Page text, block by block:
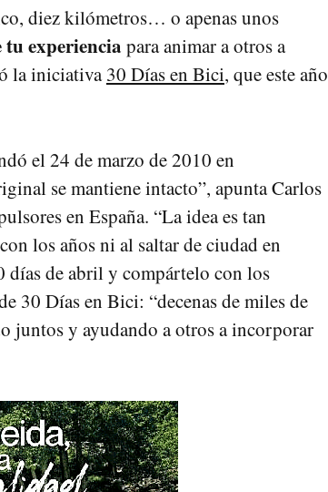
diez kilómetros… o apenas unos
experiencia para animar a otros a
la iniciativa30 Días en Bici, que este año
el 24 de marzo de 2010 en
se mantiene intacto”, apunta Carlos
en España. “La idea es tan
los años ni al saltar de ciudad en
días de abril y compártelo con los
30 Días en Bici: “decenas de miles de
juntos y ayudando a otros a incorporar